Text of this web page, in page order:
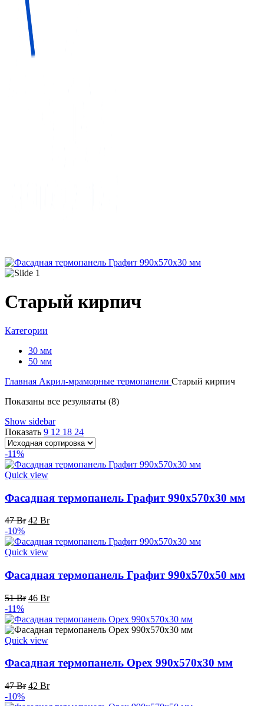
Старый кирпич
Категории
30 мм
50 мм
Главная Акрил-мраморные термопанели Старый кирпич
Показаны все результаты (8)
Show sidebar
Показать 9 12 18 24
-11%
Quick view
Фасадная термопанель Графит 990x570x30 мм
47Br Первоначальная
составляла
47 Br.
42 BrТекущая
42 Br.
-10%
Quick view
Фасадная термопанель Графит 990x570x50 мм
51Br Первоначальная
составляла
51 Br.
46 BrТекущая
46 Br.
-11%
Quick view
Фасадная термопанель Орех 990x570x30 мм
47Br Первоначальная
42 BrТекущая
-10%